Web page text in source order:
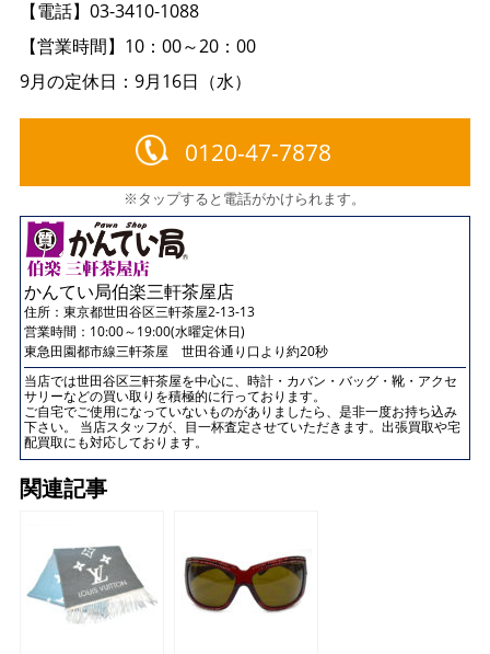
【電話】03-3410-1088
【営業時間】10：00～20：00
9月の定休日：9月16日（水）
0120-47-7878
※タップすると電話がかけられます。
かんてい局伯楽三軒茶屋店
住所： 東京都世田谷区三軒茶屋2-13-13
営業時間：10:00～19:00(水曜定休日)
東急田園都市線三軒茶屋 世田谷通り口より約20秒
当店では世田谷区三軒茶屋を中心に、時計・カバン・バッグ・靴・アクセ
サリーなどの買い取りを積極的に行っております。
ご自宅でご使用になっていないものがありましたら、是非一度お持ち込み
下さい。 当店スタッフが、目一杯査定させていただきます。出張買取や宅
配買取にも対応しております。
関連記事